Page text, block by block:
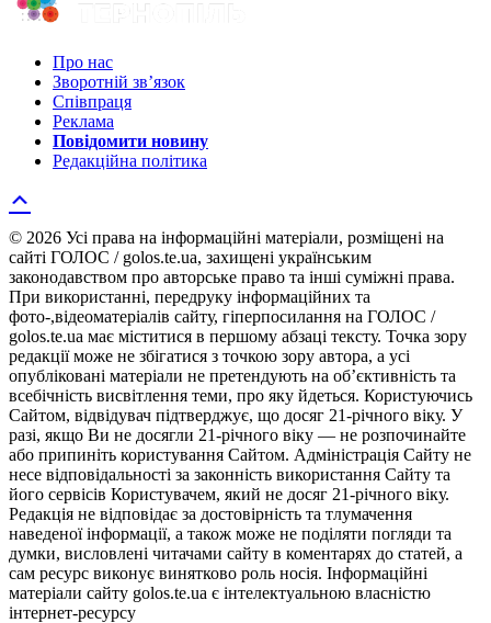
Про нас
Зворотній зв’язок
Співпраця
Реклама
Повідомити новину
Редакційна політика
© 2026 Усі права на інформаційні матеріали, розміщені на
сайті ГОЛОС / golos.te.ua, захищені українським
законодавством про авторське право та інші суміжні права.
При використанні, передруку інформаційних та
фото-,відеоматеріалів сайту, гіперпосилання на ГОЛОС /
golos.te.ua має міститися в першому абзаці тексту. Точка зору
редакції може не збігатися з точкою зору автора, а усі
опубліковані матеріали не претендують на об’єктивність та
всебічність висвітлення теми, про яку йдеться. Користуючись
Сайтом, відвідувач підтверджує, що досяг 21-річного віку. У
разі, якщо Ви не досягли 21-річного віку — не розпочинайте
або припиніть користування Сайтом. Адміністрація Сайту не
несе відповідальності за законність використання Сайту та
його сервісів Користувачем, який не досяг 21-річного віку.
Редакція не відповідає за достовірність та тлумачення
наведеної інформації, а також може не поділяти погляди та
думки, висловлені читачами сайту в коментарях до статей, а
сам ресурс виконує винятково роль носія. Інформаційні
матеріали сайту golos.te.ua є інтелектуальною власністю
інтернет-ресурсу